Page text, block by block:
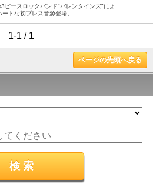
ピースロックバンド"バレンタインズ"によ
ートな初プレス音源登場。
1-1 / 1
ページの先頭へ戻る